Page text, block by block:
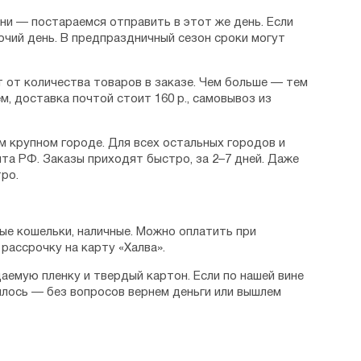
— постараемся отправить в этот же день. Если
день. В предпраздничный сезон сроки могут
от количества товаров в заказе. Чем больше — тем
доставка почтой стоит 160 р., самовывоз из
крупном городе. Для всех остальных городов и
РФ. Заказы приходят быстро, за 2–7 дней. Даже
кошельки, наличные. Можно оплатить при
на карту «Халва».
пленку и твердый картон. Если по нашей вине
— без вопросов вернем деньги или вышлем